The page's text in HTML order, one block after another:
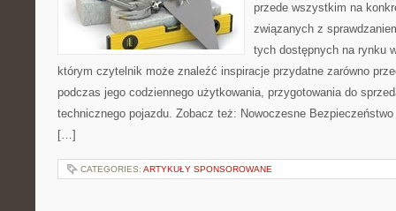
przede wszystkim na
związanych z
tych dostępnych na rynku
którym czytelnik może znaleźć inspiracje przydatne zarówno
podczas jego codziennego użytkowania, przygotowania do
technicznego pojazdu. Zobacz też: Nowoczesne
[…]
CATEGORIES: ARTYKUŁY SPONSOROWANE